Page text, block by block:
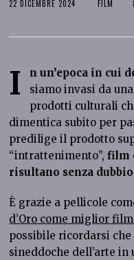
22 DICEMBRE 2024 FILM
I n un’epoca in cui
siamo invasi da
prodotti culturali
dimentica subito per
predilige il prodotto
“intrattenimento”,film
risultano senza
È grazie a pellicole
d’Oro come miglior film
possibile ricordarsi che
sineddoche dell’arte in